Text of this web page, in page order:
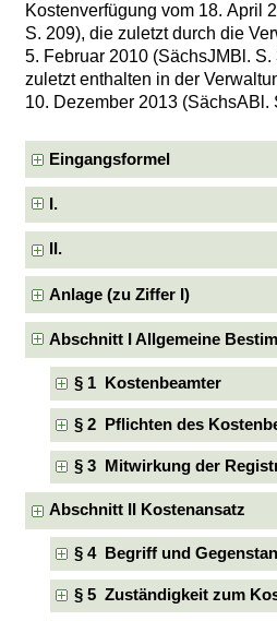
Kostenverfügung vom 18. April
S. 209), die zuletzt durch die
5. Februar 2010 (SächsJMBl.
zuletzt enthalten in der
10. Dezember 2013 (SächsABl.
Eingangsformel
I.
II.
Anlage (zu Ziffer I)
Abschnitt I Allgemeine
§ 1 Kostenbeamter
§ 2 Pflichten des
§ 3 Mitwirkung der
Abschnitt II Kostenansatz
§ 4 Begriff und
§ 5 Zuständigkeit zum